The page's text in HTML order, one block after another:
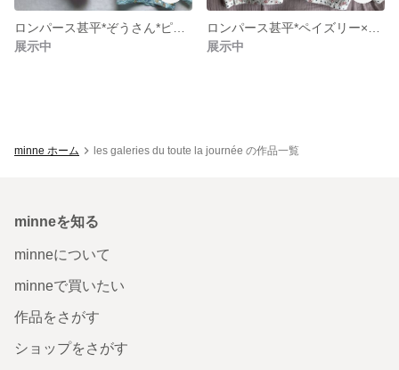
展示中
展示中
minne ホーム les galeries du toute la journée の作品一覧
minneを知る
minneについて
minneで買いたい
作品をさがす
ショップをさがす